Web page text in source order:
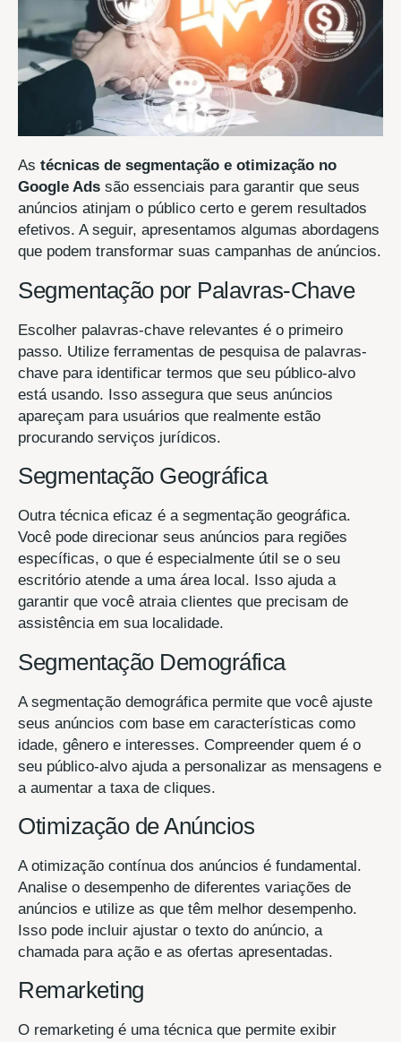
As técnicas de segmentação e otimização no
Google Ads são essenciais para garantir que seus
anúncios atinjam o público certo e gerem resultados
efetivos. A seguir, apresentamos algumas abordagens
que podem transformar suas campanhas de anúncios.
Segmentação por Palavras-Chave
Escolher palavras-chave relevantes é o primeiro
passo. Utilize ferramentas de pesquisa de palavras-
chave para identificar termos que seu público-alvo
está usando. Isso assegura que seus anúncios
apareçam para usuários que realmente estão
procurando serviços jurídicos.
Segmentação Geográfica
Outra técnica eficaz é a segmentação geográfica.
Você pode direcionar seus anúncios para regiões
específicas, o que é especialmente útil se o seu
escritório atende a uma área local. Isso ajuda a
garantir que você atraia clientes que precisam de
assistência em sua localidade.
Segmentação Demográfica
A segmentação demográfica permite que você ajuste
seus anúncios com base em características como
idade, gênero e interesses. Compreender quem é o
seu público-alvo ajuda a personalizar as mensagens e
a aumentar a taxa de cliques.
Otimização de Anúncios
A otimização contínua dos anúncios é fundamental.
Analise o desempenho de diferentes variações de
anúncios e utilize as que têm melhor desempenho.
Isso pode incluir ajustar o texto do anúncio, a
chamada para ação e as ofertas apresentadas.
Remarketing
O remarketing é uma técnica que permite exibir